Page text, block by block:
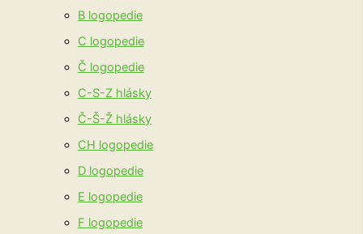
B logopedie
C logopedie
Č logopedie
C-S-Z hlásky
Č-Š-Ž hlásky
CH logopedie
D logopedie
E logopedie
F logopedie